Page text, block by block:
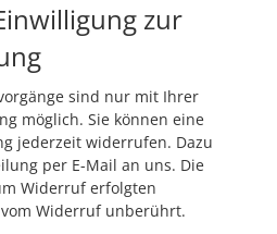
zur
sind nur mit Ihrer
möglich. Sie können eine
jederzeit widerrufen. Dazu
per E-Mail an uns. Die
Widerruf erfolgten
Widerruf unberührt.